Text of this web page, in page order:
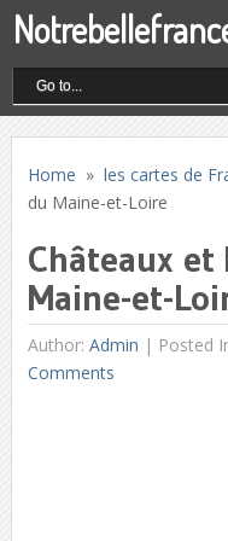
Home » les cartes de
du Maine-et-Loire
Châteaux
Maine-et-
Author: Admin | Posted
Comments